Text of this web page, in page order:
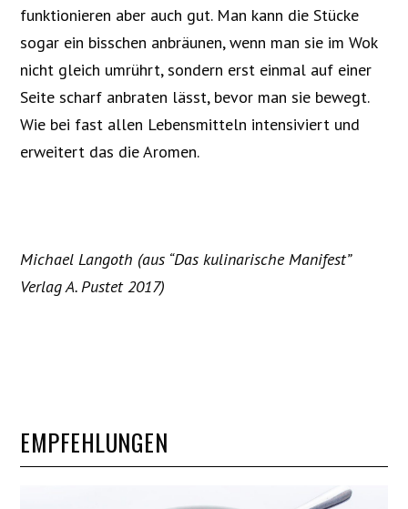
funktionieren aber auch gut. Man kann die Stücke
sogar ein bisschen anbräunen, wenn man sie im Wok
nicht gleich umrührt, sondern erst einmal auf einer
Seite scharf anbraten lässt, bevor man sie bewegt.
Wie bei fast allen Lebensmitteln intensiviert und
erweitert das die Aromen.
Michael Langoth (aus “Das kulinarische Manifest”
Verlag A. Pustet 2017)
EMPFEHLUNGEN